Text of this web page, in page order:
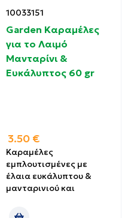
10033151
Garden Καραμέλες
για το Λαιμό
Μανταρίνι &
Ευκάλυπτος 60 gr
3.50 €
Καραμέλες
εμπλουτισμένες με
έλαια ευκάλυπτου &
μανταρινιού και